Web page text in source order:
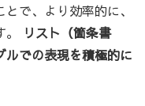
で、より効率的に、
リスト（箇条書
ルでの表現を積極的に